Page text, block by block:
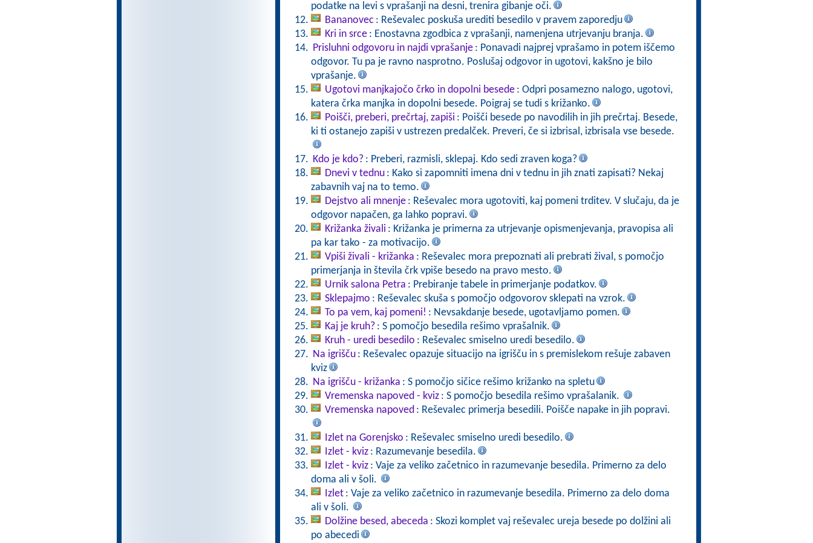
podatke na levi s vprašanji na desni, trenira gibanje oči.
Bananovec : Reševalec poskuša urediti besedilo v pravem zaporedju
Kri in srce : Enostavna zgodbica z vprašanji, namenjena utrjevanju branja.
Prisluhni odgovoru in najdi vprašanje : Ponavadi najprej vprašamo in potem iščemo
odgovor. Tu pa je ravno nasprotno. Poslušaj odgovor in ugotovi, kakšno je bilo
vprašanje.
Ugotovi manjkajočo črko in dopolni besede : Odpri posamezno nalogo, ugotovi,
katera črka manjka in dopolni besede. Poigraj se tudi s križanko.
Poišči, preberi, prečrtaj, zapiši : Poišči besede po navodilih in jih prečrtaj. Besede,
ki ti ostanejo zapiši v ustrezen predalček. Preveri, če si izbrisal, izbrisala vse besede.
Kdo je kdo? : Preberi, razmisli, sklepaj. Kdo sedi zraven koga?
Dnevi v tednu : Kako si zapomniti imena dni v tednu in jih znati zapisati? Nekaj
zabavnih vaj na to temo.
Dejstvo ali mnenje : Reševalec mora ugotoviti, kaj pomeni trditev. V slučaju, da je
odgovor napačen, ga lahko popravi.
Križanka živali : Križanka je primerna za utrjevanje opismenjevanja, pravopisa ali
pa kar tako - za motivacijo.
Vpiši živali - križanka : Reševalec mora prepoznati ali prebrati žival, s pomočjo
primerjanja in števila črk vpiše besedo na pravo mesto.
Urnik salona Petra : Prebiranje tabele in primerjanje podatkov.
Sklepajmo : Reševalec skuša s pomočjo odgovorov sklepati na vzrok.
To pa vem, kaj pomeni! : Nevsakdanje besede, ugotavljamo pomen.
Kaj je kruh? : S pomočjo besedila rešimo vprašalnik.
Kruh - uredi besedilo : Reševalec smiselno uredi besedilo.
Na igrišču : Reševalec opazuje situacijo na igrišču in s premislekom rešuje zabaven
kviz
Na igrišču - križanka : S pomočjo sičice rešimo križanko na spletu
Vremenska napoved - kviz : S pomočjo besedila rešimo vprašalanik.
Vremenska napoved : Reševalec primerja besedili. Poišče napake in jih popravi.
Izlet na Gorenjsko : Reševalec smiselno uredi besedilo.
Izlet - kviz : Razumevanje besedila.
Izlet - kviz : Vaje za veliko začetnico in razumevanje besedila. Primerno za delo
doma ali v šoli.
Izlet : Vaje za veliko začetnico in razumevanje besedila. Primerno za delo doma
ali v šoli.
Dolžine besed, abeceda : Skozi komplet vaj reševalec ureja besede po dolžini ali
po abecedi